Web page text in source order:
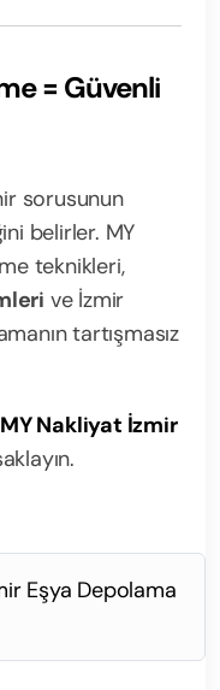
= Güvenli
sorusunun
belirler. MY
teknikleri,
ve İzmir
tartışmasız
MY Nakliyat İzmir
Eşya Depolama